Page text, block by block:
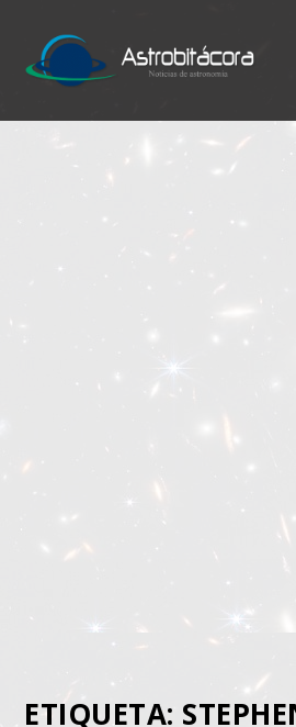
ETIQUETA: